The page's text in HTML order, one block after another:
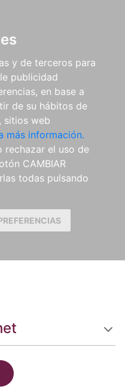
y de terceros para
publicidad
en base a
de su hábitos de
sitios web
más información.
rechazar el uso de
CAMBIAR
todas pulsando